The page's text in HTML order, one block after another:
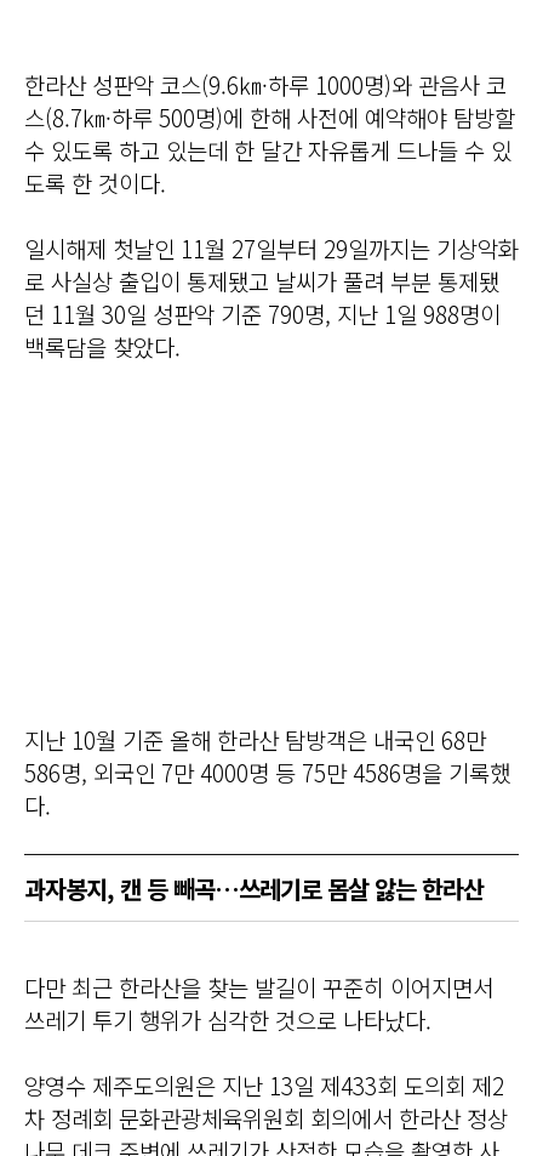
한라산 성판악 코스(9.6㎞·하루 1000명)와 관음사 코
스(8.7㎞·하루 500명)에 한해 사전에 예약해야 탐방할
수 있도록 하고 있는데 한 달간 자유롭게 드나들 수 있
도록 한 것이다.
일시해제 첫날인 11월 27일부터 29일까지는 기상악화
로 사실상 출입이 통제됐고 날씨가 풀려 부분 통제됐
던 11월 30일 성판악 기준 790명, 지난 1일 988명이
백록담을 찾았다.
지난 10월 기준 올해 한라산 탐방객은 내국인 68만
586명, 외국인 7만 4000명 등 75만 4586명을 기록했
다.
과자봉지, 캔 등 빼곡…쓰레기로 몸살 앓는 한라산
다만 최근 한라산을 찾는 발길이 꾸준히 이어지면서
쓰레기 투기 행위가 심각한 것으로 나타났다.
양영수 제주도의원은 지난 13일 제433회 도의회 제2
차 정례회 문화관광체육위원회 회의에서 한라산 정상